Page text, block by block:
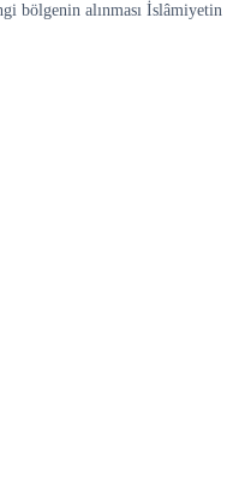
bölgenin alınması İslâmiyetin